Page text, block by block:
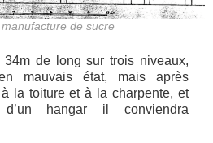
de sucre
34m de long sur trois niveaux,
mauvais état, mais après
la toiture et à la charpente, et
d’un hangar il conviendra